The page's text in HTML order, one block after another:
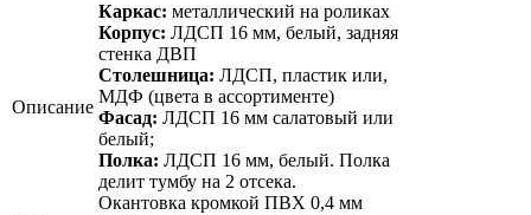
Описание
Каркас: металлический на роликах
Корпус: ЛДСП 16 мм, белый, задняя
стенка ДВП
Столешница: ЛДСП, пластик или,
МДФ (цвета в ассортименте)
Фасад: ЛДСП 16 мм салатовый или
белый;
Полка: ЛДСП 16 мм, белый. Полка
делит тумбу на 2 отсека.
Окантовка кромкой ПВХ 0,4 мм